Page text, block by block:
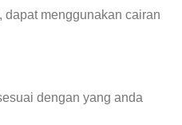
menggunakan cairan
dengan yang anda